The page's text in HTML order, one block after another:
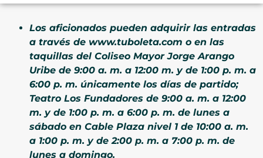
Los aficionados pueden adquirir las entradas
a través de www.tuboleta.com o en las
taquillas del Coliseo Mayor Jorge Arango
Uribe de 9:00 a. m. a 12:00 m. y de 1:00 p. m. a
6:00 p. m. únicamente los días de partido;
Teatro Los Fundadores de 9:00 a. m. a 12:00
m. y de 1:00 p. m. a 6:00 p. m. de lunes a
sábado en Cable Plaza nivel 1 de 10:00 a. m.
a 1:00 p. m. y de 2:00 p. m. a 7:00 p. m. de
lunes a domingo.